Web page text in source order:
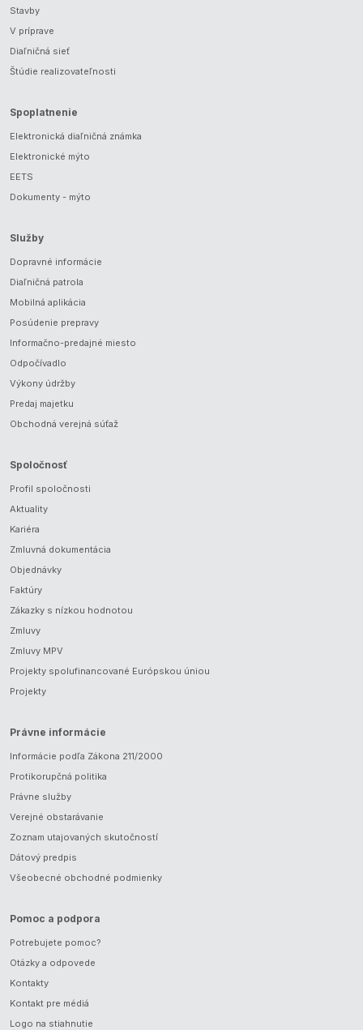
Stavby
V príprave
Diaľničná sieť
Štúdie realizovateľnosti
Spoplatnenie
Elektronická diaľničná známka
Elektronické mýto
EETS
Dokumenty - mýto
Služby
Dopravné informácie
Diaľničná patrola
Mobilná aplikácia
Posúdenie prepravy
Informačno-predajné miesto
Odpočívadlo
Výkony údržby
Predaj majetku
Obchodná verejná súťaž
Spoločnosť
Profil spoločnosti
Aktuality
Kariéra
Zmluvná dokumentácia
Objednávky
Faktúry
Zákazky s nízkou hodnotou
Zmluvy
Zmluvy MPV
Projekty spolufinancované Európskou úniou
Projekty
Právne informácie
Informácie podľa Zákona 211/2000
Protikorupčná politika
Právne služby
Verejné obstarávanie
Zoznam utajovaných skutočností
Dátový predpis
Všeobecné obchodné podmienky
Pomoc a podpora
Potrebujete pomoc?
Otázky a odpovede
Kontakty
Kontakt pre médiá
Logo na stiahnutie